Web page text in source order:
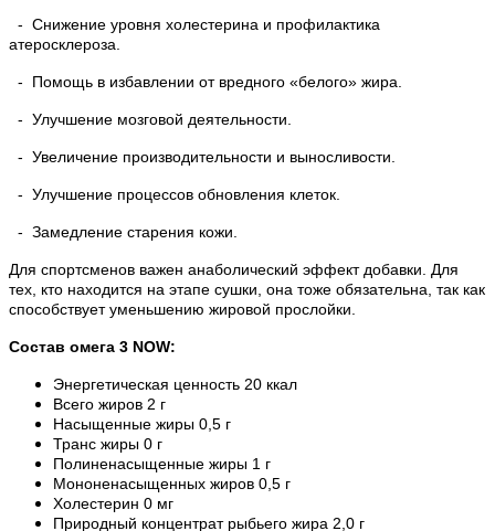
- Снижение уровня холестерина и профилактика
атеросклероза.
- Помощь в избавлении от вредного «белого» жира.
- Улучшение мозговой деятельности.
- Увеличение производительности и выносливости.
- Улучшение процессов обновления клеток.
- Замедление старения кожи.
Для спортсменов важен анаболический эффект добавки. Для
тех, кто находится на этапе сушки, она тоже обязательна, так как
способствует уменьшению жировой прослойки.
Состав омега 3 NOW:
Энергетическая ценность 20 ккал
Всего жиров 2 г
Насыщенные жиры 0,5 г
Транс жиры 0 г
Полиненасыщенные жиры 1 г
Мононенасыщенных жиров 0,5 г
Холестерин 0 мг
Природный концентрат рыбьего жира 2,0 г